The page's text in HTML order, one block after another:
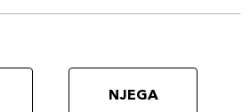
NJEGA